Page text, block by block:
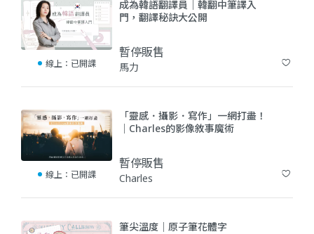
線上： 已開課
成為韓語翻譯員｜韓翻中筆譯入
門，翻譯秘訣大公開
暫停販售
馬力
線上： 已開課
「靈感．攝影．寫作」一網打盡！
｜Charles的影像敘事魔術
暫停販售
Charles
筆尖溫度｜原子筆花體字